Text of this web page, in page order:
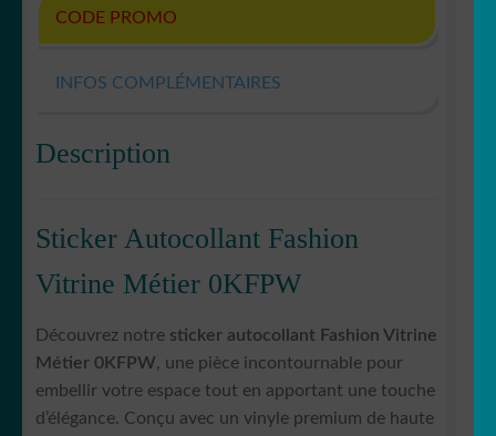
CODE PROMO
INFOS COMPLÉMENTAIRES
Description
Sticker Autocollant Fashion
Vitrine Métier 0KFPW
Découvrez notre sticker autocollant Fashion Vitrine
Métier 0KFPW, une pièce incontournable pour
embellir votre espace tout en apportant une touche
d’élégance. Conçu avec un vinyle premium de haute